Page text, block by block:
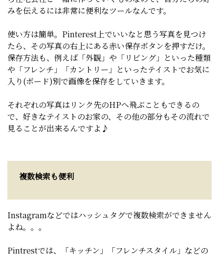
みを伝えるには非常に便利なツールなんです。
使い方は簡単。Pinterest上でいいなと思う写真を見つけ
たら、その写真の右上にある赤い保存ボタンを押すだけ。
保存方法も、例えば「外観」や「リビング」といった種類
や「フレンチ」「カントリー」といったテイストでお気に
入り(ボード)別で画像を保存をしていきます。
それぞれの写真はリンク先のHPへ飛ぶこともできるの
で、好きなテイストのお家の、その他の部分もその流れで
見ることが出来るんですよ♪
複数検索も便利
Instagramなどではハッシュタグで複数検索ができません
よね。。。
Pintrestでは、「キッチン」「フレンチスタイル」などの